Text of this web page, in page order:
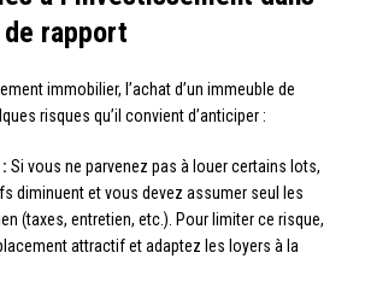
rapport
immobilier, l’achat d’un immeuble de
risques qu’il convient d’anticiper :
Si vous ne parvenez pas à louer certains lots,
diminuent et vous devez assumer seul les
(taxes, entretien, etc.). Pour limiter ce risque,
attractif et adaptez les loyers à la